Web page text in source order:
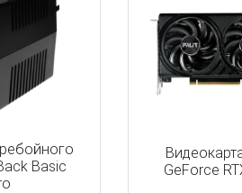
Basic
GeForce